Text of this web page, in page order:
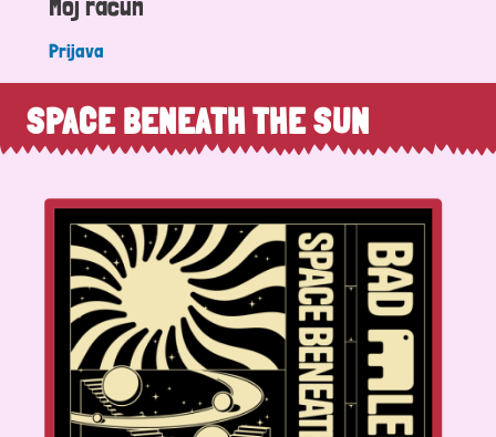
Prijava
SPACE BENEATH THE SUN